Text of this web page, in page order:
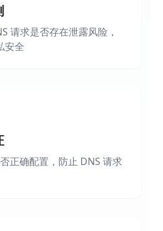
请求是否存在泄露风险，
安全
正确配置，防止 DNS 请求